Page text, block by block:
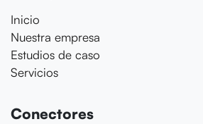
Inicio
Nuestra empresa
Estudios de caso
Servicios
Conectores